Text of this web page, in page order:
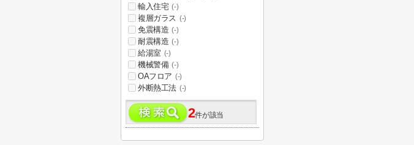
輸入住宅 (-)
複層ガラス (-)
免震構造 (-)
耐震構造 (-)
給湯室 (-)
機械警備 (-)
OAフロア (-)
外断熱工法 (-)
2件が該当